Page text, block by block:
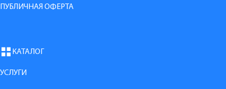
ПУБЛИЧНАЯ ОФЕРТА
КАТАЛОГ
УСЛУГИ